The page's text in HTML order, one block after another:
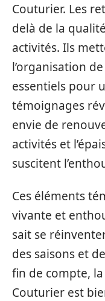
Couturier. Les
delà de la
activités. Ils
l’organisation
essentiels pour
témoignages
envie de
activités et
suscitent
Ces éléments
vivante et
sait se
des saisons et
fin de compte,
Couturier est